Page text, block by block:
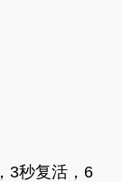
秒复活，6